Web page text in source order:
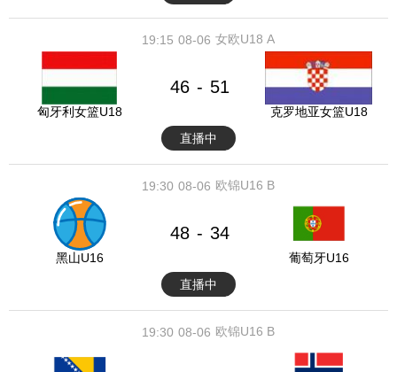
08-06
19:15 女欧U18 A
匈牙利女篮U18
46 - 51
克罗地亚女篮U18
直播中
08-06
19:30 欧锦U16 B
黑山U16
48 - 34
葡萄牙U16
直播中
08-06
19:30 欧锦U16 B